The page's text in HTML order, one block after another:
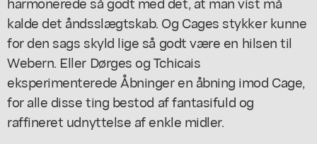
kalde det åndsslægtskab. Og Cages stykker kunne
for den sags skyld lige så godt være en hilsen til
Webern. Eller Dørges og Tchicais
eksperimenterede Åbninger en åbning imod Cage,
for alle disse ting bestod af fantasifuld og
raffineret udnyttelse af enkle midler.